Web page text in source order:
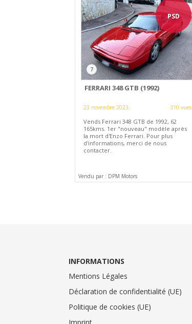
PSD
7
FERRARI 348 GTB (1992)
23 novembre 2023 310 vues
Vends Ferrari 348 GTB de 1992, 62
165kms. 1er "nouveau" modèle après
la mort d'Enzo Ferrari. Pour plus
d'informations, merci de nous
contacter.
Vendu par : DPM Motors
INFORMATIONS
Mentions Légales
Déclaration de confidentialité (UE)
Politique de cookies (UE)